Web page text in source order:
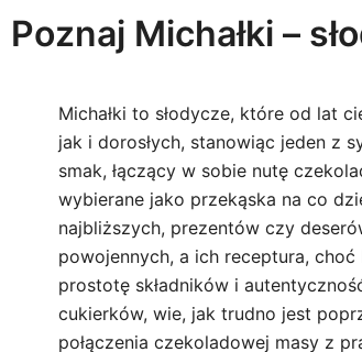
Poznaj Michałki –
Michałki to słodycze, które od lat
jak i dorosłych, stanowiąc jeden z
smak, łączący w sobie nutę
wybierane jako przekąska na co
najbliższych, prezentów czy
powojennych, a ich receptura,
prostotę składników i
cukierków, wie, jak trudno jest
połączenia czekoladowej masy z